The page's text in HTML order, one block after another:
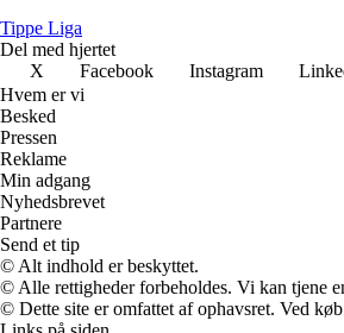
Tippe Liga
Del med hjertet
X
Facebook Instagram
Hvem er vi
Besked
Pressen
Reklame
Min adgang
Nyhedsbrevet
Partnere
Send et tip
© Alt indhold er beskyttet.
© Alle rettigheder forbeholdes. Vi kan tjene
© Dette site er omfattet af ophavsret. Ved